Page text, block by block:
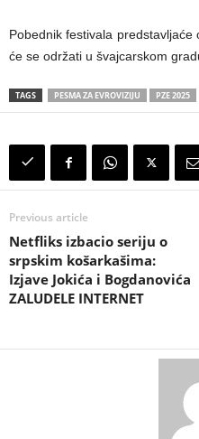
Pobednik festivala
će se održati u švajcarskom
TAGS PESMA ZA EVROVIZIJU PZE 2025
Previous article
Netfliks izbacio seriju o
srpskim košarkašima:
Izjave Jokića i Bogdanovića
ZALUDELE INTERNET